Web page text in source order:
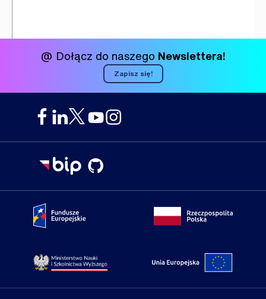
@ Dołącz do naszego Newslettera!
Zapisz się!
Portal Fundusze Europejskie Portal
Strona Ministerstwa Nauki i Szkolnictwa WyższegoPortal